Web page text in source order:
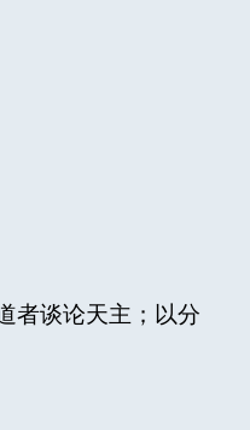
者谈论天主；以分